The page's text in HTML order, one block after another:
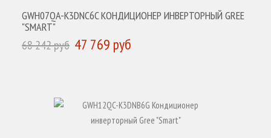
GWH07QA-K3DNС6C КОНДИЦИОНЕР ИНВЕРТОРНЫЙ GREE
"SMART"
68 242 руб 47 769 руб